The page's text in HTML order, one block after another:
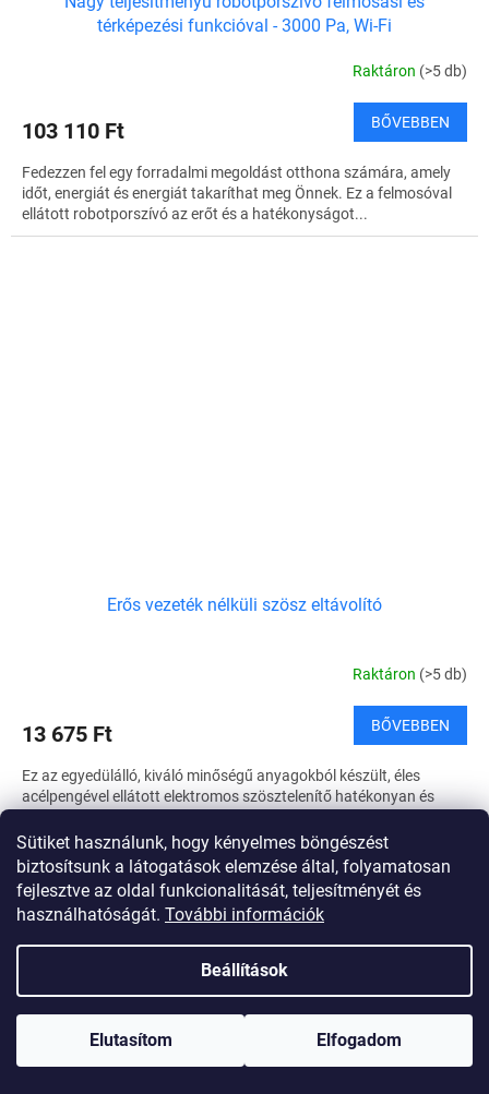
Sütiket használunk, hogy kényelmes böngészést
biztosítsunk a látogatások elemzése által, folyamatosan
fejlesztve az oldal funkcionalitását, teljesítményét és
használhatóságát. További információk
Beállítások
Elutasítom Elfogadom
térképezési funkcióval - 3000 Pa, Wi-Fi
Raktáron (>5 db)
103 110 Ft BŐVEBBEN
Fedezzen fel egy forradalmi megoldást otthona számára, amely
időt, energiát és energiát takaríthat meg Önnek. Ez a felmosóval
ellátott robotporszívó az erőt és a hatékonyságot...
Erős vezeték nélküli szösz eltávolító
Raktáron (>5 db)
13 675 Ft BŐVEBBEN
Ez az egyedülálló, kiváló minőségű anyagokból készült, éles
acélpengével ellátott elektromos szösztelenítő hatékonyan és